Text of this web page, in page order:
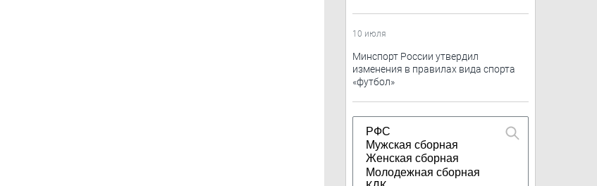
10 июля
Минспорт России утвердил
изменения в правилах вида спорта
«футбол»